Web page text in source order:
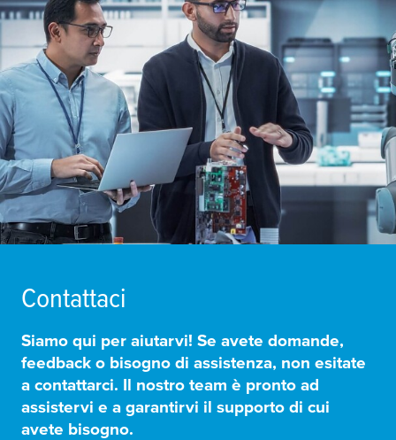
Contattaci
Siamo qui per aiutarvi! Se avete domande,
feedback o bisogno di assistenza, non esitate
a contattarci. Il nostro team è pronto ad
assistervi e a garantirvi il supporto di cui
avete bisogno.